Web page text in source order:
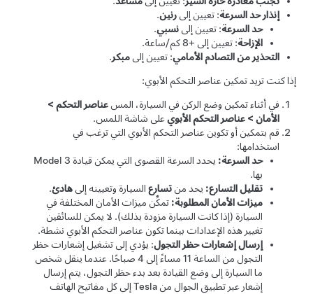
إنذار حد السرعة: تعيين إلى رنين.
حد السرعة: تعيين إلى نسبي.
الإزاحة: تعيين إلى +8 كم/ساعة
.
التحذير من التصادم الأمامي: تعيين إلى مبكر.
إذا كنت تريد تمكين عناصر التحكم الأبوي:
في أثناء تمكين وضع الركن في السيارة، المسعناصر التحكم>
الأمان>عناصر التحكم الأبويعلى شاشة اللمس.
قم بتمكين أو تكوين عناصر التحكم الأبوي التي ترغب في
استخدامها:
حد السرعة:يحدد السرعة القصوى التي يمكن قيادةModel 3
تقليل التسارع:يحد من تسارعالسيارة وتعيينه إلى هادئ.
ميزات الأمان المطلوبة:تمكِّن ميزات الأمان المختلفة في
السيارة (إذا كانت السيارة مزودة بذلك). لا يمكن للسائقين
تغيير هذه الإعدادات بينما تكون عناصر التحكم الأبوي نشطة.
إرسال إشعارات حظر التجول: يؤدي إلى تشغيل إشعارات حظر
التجول من الساعة 11 مساءً إلى 4 صباحًا. عندما ينقل شخص
ما السيارة إلى وضع القيادة بعد بدء حظر التجول، يتم إرسال
إشعار عبر تطبيق الجوال من Tesla إلى كل مفاتيح الهاتف